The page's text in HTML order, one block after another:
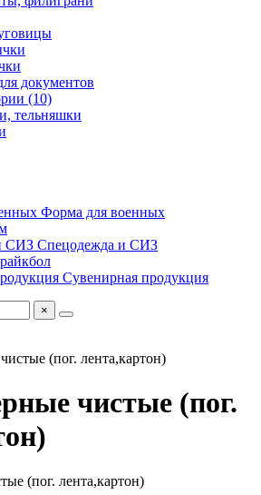
документов
(10)
тельняшки
Форма для военных
Спецодежда и СИЗ
Сувенирная продукция
×
(пог. лента,картон)
чистые (пог.